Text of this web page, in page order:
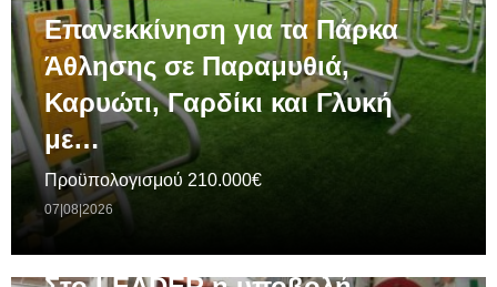
Επανεκκίνηση για τα Πάρκα
Άθλησης σε Παραμυθιά,
Καρυώτι, Γαρδίκι και Γλυκή
με…
Προϋπολογισμού 210.000€
07|08|2026